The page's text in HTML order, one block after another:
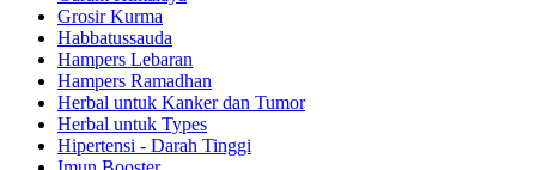
Grosir Kurma
Habbatussauda
Hampers Lebaran
Hampers Ramadhan
Herbal untuk Kanker dan Tumor
Herbal untuk Types
Hipertensi - Darah Tinggi